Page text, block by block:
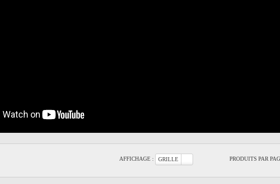
AFFICHAGE : GRILLE PRODUITS PAR